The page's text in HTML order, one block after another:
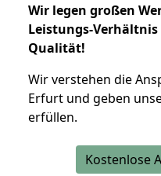
Wir legen großen
Leistungs-
Qualität!
Wir verstehen die
Erfurt und geben
erfüllen.
Kostenlose